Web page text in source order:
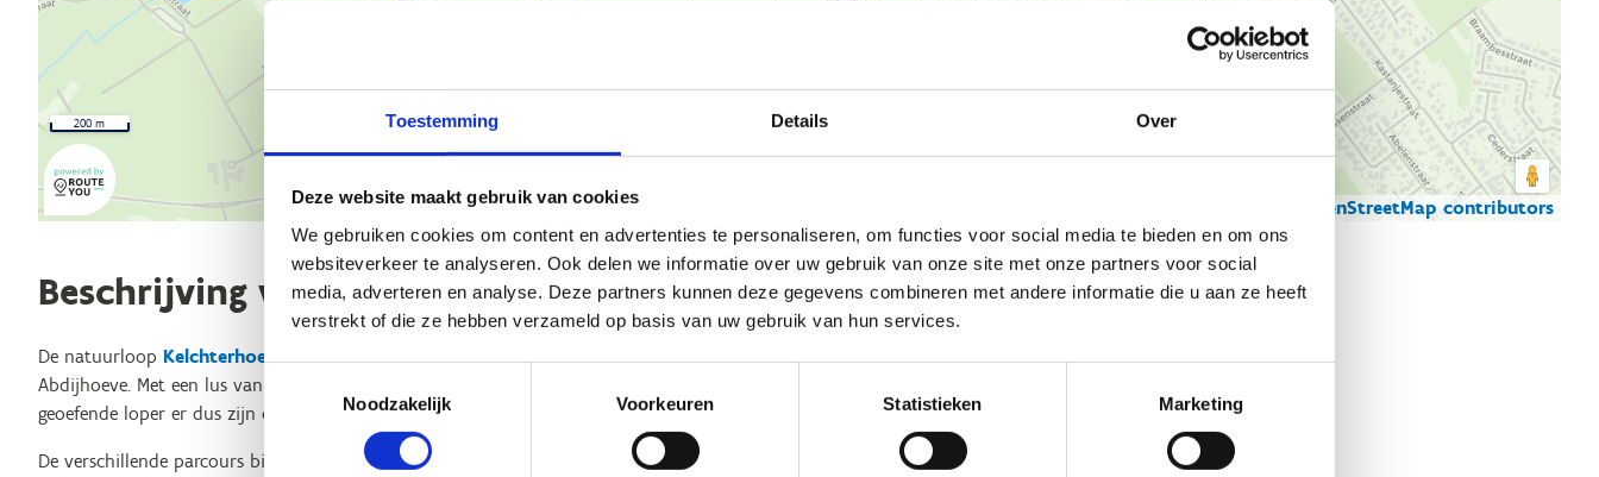
Toestemming Details Over
Deze website maakt gebruik van cookies
We gebruiken cookies om content en advertenties te personaliseren, om functies voor social media te bieden en om ons
websiteverkeer te analyseren. Ook delen we informatie over uw gebruik van onze site met onze partners voor social
media, adverteren en analyse. Deze partners kunnen deze gegevens combineren met andere informatie die u aan ze heeft
verstrekt of die ze hebben verzameld op basis van uw gebruik van hun services.
Noodzakelijk
Voorkeuren Statistieken Marketing
© OpenStreetMap contributors
200 m
Beschrijving van de route
De natuurloop Kelchterhoefbestaat uit 3 lussen die allen starten in de buurt van de
Abdijhoeve. Met een lus van 6, 9 en 15 kilometer kan zowel de startende als de iets meer
geoefende loper er dus zijn of haar hartje ophalen.
De verschillende parcours bieden een mooie variatie aan oude bossen, open plekken en